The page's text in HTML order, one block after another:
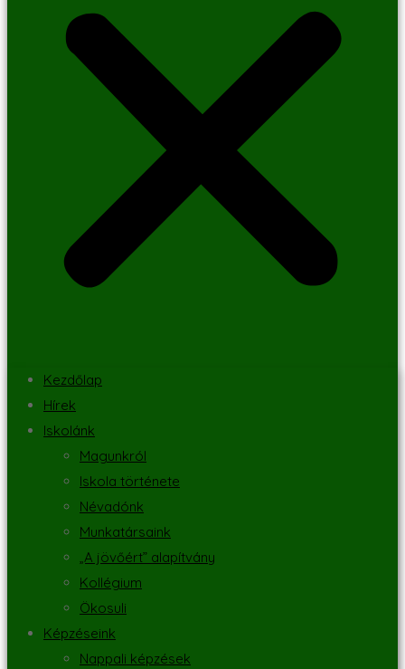
Kezdőlap
Hírek
Iskolánk
Magunkról
Iskola története
Névadónk
Munkatársaink
„A jövőért” alapítvány
Kollégium
Ökosuli
Képzéseink
Nappali képzések